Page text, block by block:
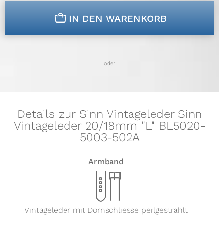
n IN DEN WARENKORB
oder
Details zur Sinn Vintageleder Sinn
Vintageleder 20/18mm "L" BL5020-
5003-502A
Armband
x
Vintageleder mit Dornschliesse perlgestrahlt